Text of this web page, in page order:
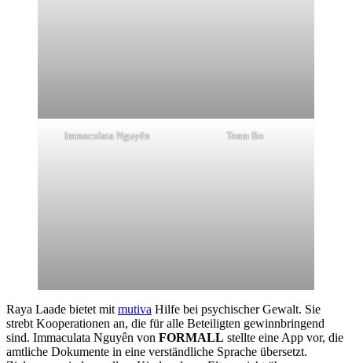
Immaculata Nguyên Team Bo
Raya Laade bietet mitmutiva Hilfe bei psychischer Gewalt. Sie
strebt Kooperationen an, die für alle Beteiligten gewinnbringend
sind. Immaculata Nguyên von FORMALL stellte eine App vor, die
amtliche Dokumente in eine verständliche Sprache übersetzt.